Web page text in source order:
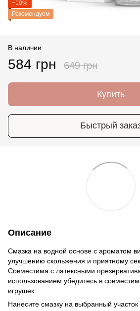
−10%
Рекомендуем
В наличии
584 грн 649 грн
Купить
Быстрый
Описание
Смазка на водной основе с ароматом
улучшению скольжения и приятному
Совместима с латексными
использованием убедитесь в
игрушек.
Нанесите смазку на выбранный